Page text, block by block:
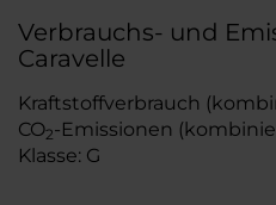
Verbrauchs- und
Caravelle
Kraftstoffverbrauch
CO2-Emissionen
Klasse: G